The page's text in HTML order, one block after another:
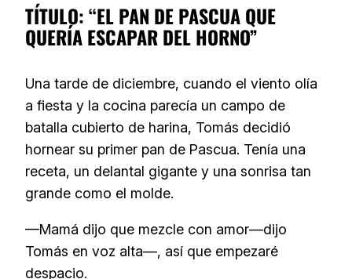
TÍTULO: “EL PAN DE PASCUA QUE
QUERÍA ESCAPAR DEL HORNO”
Una tarde de diciembre, cuando el viento olía
a fiesta y la cocina parecía un campo de
batalla cubierto de harina, Tomás decidió
hornear su primer pan de Pascua. Tenía una
receta, un delantal gigante y una sonrisa tan
grande como el molde.
—Mamá dijo que mezcle con amor—dijo
Tomás en voz alta—, así que empezaré
despacio.